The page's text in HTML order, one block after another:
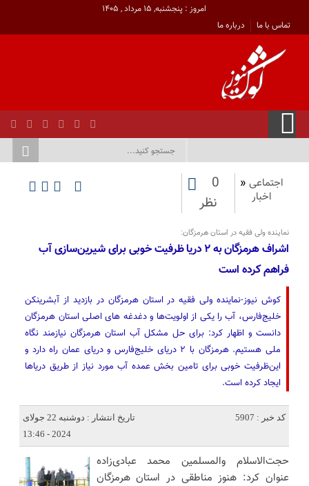
امروز : پنجشنبه, ۱۵ مرداد , ۱۴۰۵
تماس با ما
درباره ما
اجتماعی «
اخبار
0
نظر
نماینده ولی فقیه در استان هرمزگان:
اشراف هرمزگان به ۲ دریا ظرفیت خوبی برای شیرین‌سازی آب
فراهم کرده است
کوش نیوز-نماینده ولی فقیه در استان هرمزگان در بازدید از آبشرینکن
خلیج‌فارس، آب را یکی از اولویت‌ها و دغدغه های اصلی استان هرمزگان
دانست و اظهار کرد: برای حل مشکل آب استان هرمزگان نیازمند نگاه
ملی هستیم. هرمزگان با ۲ دریای خلیج‌فارس و دریای عمان راه دارد و
این‌ظرفیت خوبی برای تامین بخش عمده آب مورد نیاز از طریق دریاها
ایجاد کرده است.
کد خبر : 5907
تاریخ انتشار : دوشنبه 22 جولای
2024 - 13:46
حجت‌‌الاسلام والمسلمین محمد عبادی‌زاده
عنوان کرد: هنوز مناطقی در استان هرمزگان